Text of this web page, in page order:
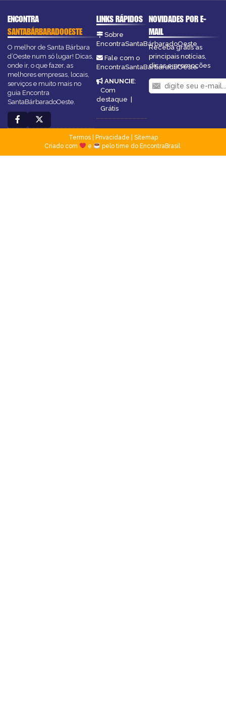
ENCONTRA
SANTABÁRBARADOOESTE
O melhor de Santa Bárbara
d’Oeste num só lugar! Dicas,
onde ir, o que fazer, as
melhores empresas, locais,
serviços e muito mais no
guia Encontra
SantaBárbaradoOeste.
LINKS RÁPIDOS
Sobre
EncontraSantaBárbaradoOeste
Fale com o
EncontraSantaBárbaradoOeste
ANUNCIE:
Com
destaque |
Grátis
NOVIDADES POR E-
MAIL
Receba grátis as
principais notícias,
dicas e promoções
Termos| Privacidade
Sitemap
Criado com
e pelo time do EncontraBrasil